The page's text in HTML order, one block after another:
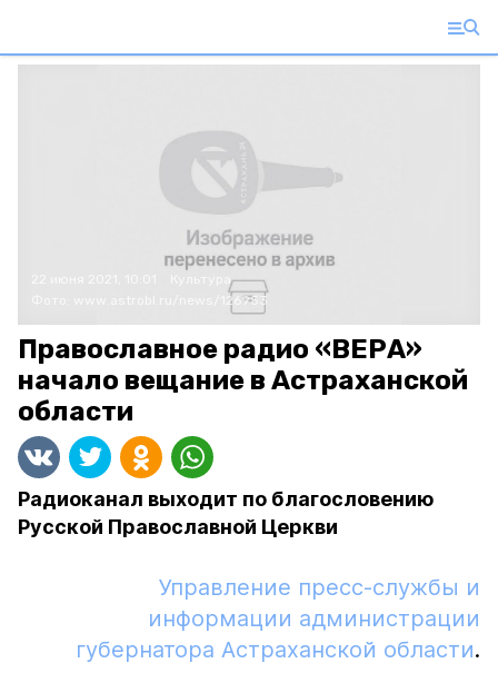
www.astrobl.ru/news/126953
Православное радио «ВЕРА»
начало вещание в Астраханской
области
Радиоканал выходит по благословению
Русской Православной Церкви
Управление пресс-службы и
информации администрации
губернатора Астраханской области.